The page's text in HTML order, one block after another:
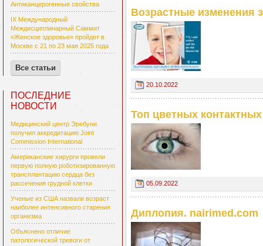
Антиканцерогенные свойства
IX Международный
Междисциплинарный Саммит
«Женское здоровье» пройдет в
Москве с 21 по 23 мая 2025 года
Все статьи
ПОСЛЕДНИЕ
НОВОСТИ
Медицинский центр Эребуни
получил аккредитацию Joint
Commission International
Американские хирурги провели
первую полную роботизированную
трансплантацию сердца без
рассечения грудной клетки
Ученые из США назвали возраст
наиболее интенсивного старения
организма
Объяснено отличие
патологической тревоги от
Возрастные изменения
20.10.2022
Топ цветных
05.09.2022
Диплопия. nairimed.com